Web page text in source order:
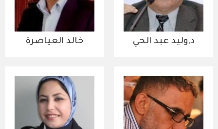
د,وليد عبد الحي خالد العياصرة